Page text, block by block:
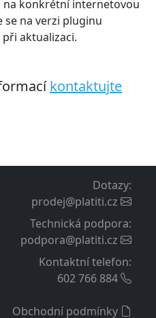
na konkrétní internetovou
se na verzi pluginu
aktualizaci.
kontaktujte
Dotazy:
prodej@platiti.cz
Technická podpora:
podpora@platiti.cz
Kontaktní telefon:
602 766 884
Obchodní podmínky